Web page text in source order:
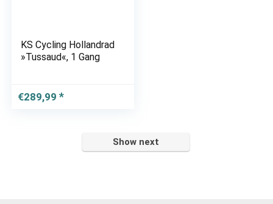
KS Cycling Hollandrad
»Tussaud«, 1 Gang
€289,99
Show next